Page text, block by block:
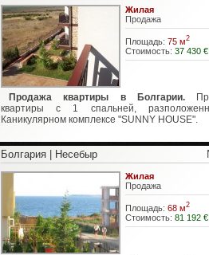
Жилая
Продажа
Площадь: 75 м2
Стоимость: 37 430 €
Продажа квартиры в Болгарии.
квартиры с 1 спальней,
Каникулярном комплексе "SUNNY HOUSE".
Болгария | Несебыр
Жилая
Продажа
Площадь: 68 м2
Стоимость: 81 192 €